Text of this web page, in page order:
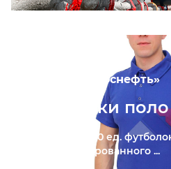
ПАО «НК «Роснефть»
Футболки поло
Отгрузка 1000 ед.
специализированного ...